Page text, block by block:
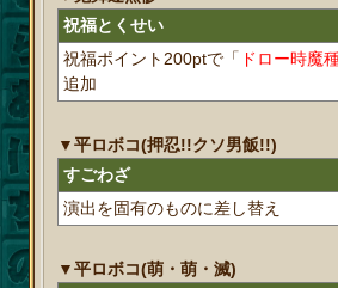
祝福とくせい
祝福ポイント200ptで「 ドロー時魔
追加
▼平ロボコ(押忍!!クソ男飯!!)
すごわざ
演出を固有のものに差し替え
▼平ロボコ(萌・萌・滅)